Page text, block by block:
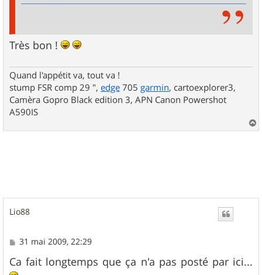
Très bon !
Quand l'appétit va, tout va !
stump FSR comp 29 ", edge 705 garmin, cartoexplorer3,
Camèra Gopro Black edition 3, APN Canon Powershot
A590IS
a
Lio88
M
s
s
31 mai 2009, 22:29
Ca fait longtemps que ça n'a pas posté par ici...